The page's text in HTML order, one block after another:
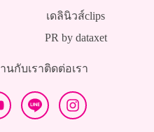
เดลินิวส์clips
PR by dataxet
นกับเราติดต่อเรา